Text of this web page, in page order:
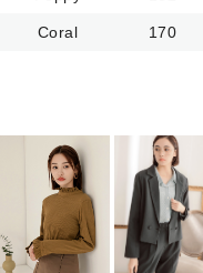
Coral 170